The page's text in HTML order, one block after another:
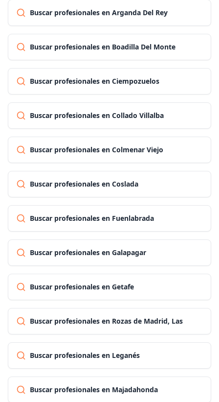
Buscar profesionales en Arganda Del Rey
Buscar profesionales en Boadilla Del Monte
Buscar profesionales en Ciempozuelos
Buscar profesionales en Collado Villalba
Buscar profesionales en Colmenar Viejo
Buscar profesionales en Coslada
Buscar profesionales en Fuenlabrada
Buscar profesionales en Galapagar
Buscar profesionales en Getafe
Buscar profesionales en Rozas de Madrid, Las
Buscar profesionales en Leganés
Buscar profesionales en Majadahonda